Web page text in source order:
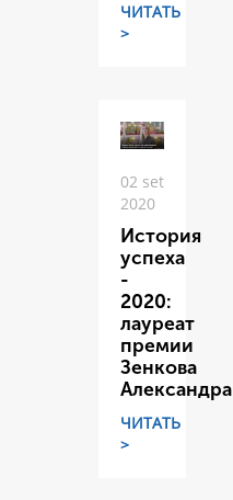
ЧИТАТЬ
>
02 set
2020
История
успеха
-
2020:
лауреат
премии
Зенкова
Александра
ЧИТАТЬ
>